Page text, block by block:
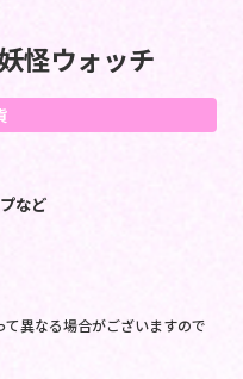
怪ウォッチ
など
異なる場合がございますので